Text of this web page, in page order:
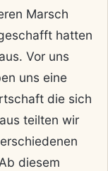
Marsch
hatten
Vor uns
uns eine
die sich
teilten wir
diesem